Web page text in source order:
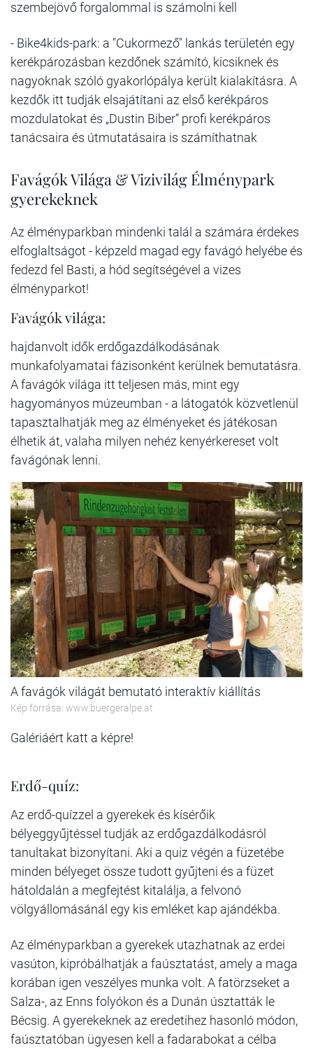
szembejövő forgalommal is számolni kell
- Bike4kids-park: a "Cukormező" lankás területén egy
kerékpározásban kezdőnek számító, kicsiknek és
nagyoknak szóló gyakorlópálya került kialakításra. A
kezdők itt tudják elsajátítani az első kerékpáros
mozdulatokat és „Dustin Biber“ profi kerékpáros
tanácsaira és útmutatásaira is számíthatnak
Favágók Világa & Vizivilág Élménypark
gyerekeknek
Az élményparkban mindenki talál a számára érdekes
elfoglaltságot - képzeld magad egy favágó helyébe és
fedezd fel Basti, a hód segítségével a vizes
élményparkot!
Favágók világa:
hajdanvolt idők erdőgazdálkodásának
munkafolyamatai fázisonként kerülnek bemutatásra.
A favágók világa itt teljesen más, mint egy
hagyományos múzeumban - a látogatók közvetlenül
tapasztalhatják meg az élményeket és játékosan
élhetik át, valaha milyen nehéz kenyérkereset volt
favágónak lenni.
A favágók világát bemutató interaktív kiállítás
Kép forrása: www.buergeralpe.at
Galériáért katt a képre!
Erdő-quíz:
Az erdő-quízzel a gyerekek és kísérőik
bélyeggyűjtéssel tudják az erdőgazdálkodásról
tanultakat bizonyítani. Aki a quiz végén a füzetébe
minden bélyeget össze tudott gyűjteni és a füzet
hátoldalán a megfejtést kitalálja, a felvonó
völgyállomásánál egy kis emléket kap ajándékba.
Az élményparkban a gyerekek utazhatnak az erdei
vasúton, kipróbálhatják a faúsztatást, amely a maga
korában igen veszélyes munka volt. A fatörzseket a
Salza-, az Enns folyókon és a Dunán úsztatták le
Bécsig. A gyerekeknek az eredetihez hasonló módon,
faúsztatóban ügyesen kell a fadarabokat a célba